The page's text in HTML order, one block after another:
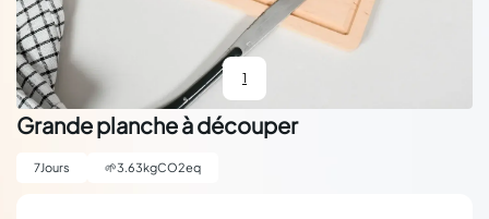
1
Grande planche à découper
7Jours 🌱3.63kgCO2eq